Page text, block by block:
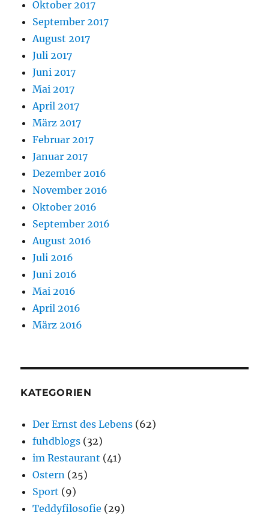
Oktober 2017
September 2017
August 2017
Juli 2017
Juni 2017
Mai 2017
April 2017
März 2017
Februar 2017
Januar 2017
Dezember 2016
November 2016
Oktober 2016
September 2016
August 2016
Juli 2016
Juni 2016
Mai 2016
April 2016
März 2016
KATEGORIEN
Der Ernst des Lebens (62)
fuhdblogs (32)
im Restaurant (41)
Ostern (25)
Sport (9)
Teddyfilosofie (29)